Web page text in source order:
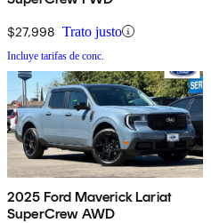
$27,998 Trato justo
Incluye tarifas de conc.
2025 Ford Maverick Lariat
SuperCrew AWD